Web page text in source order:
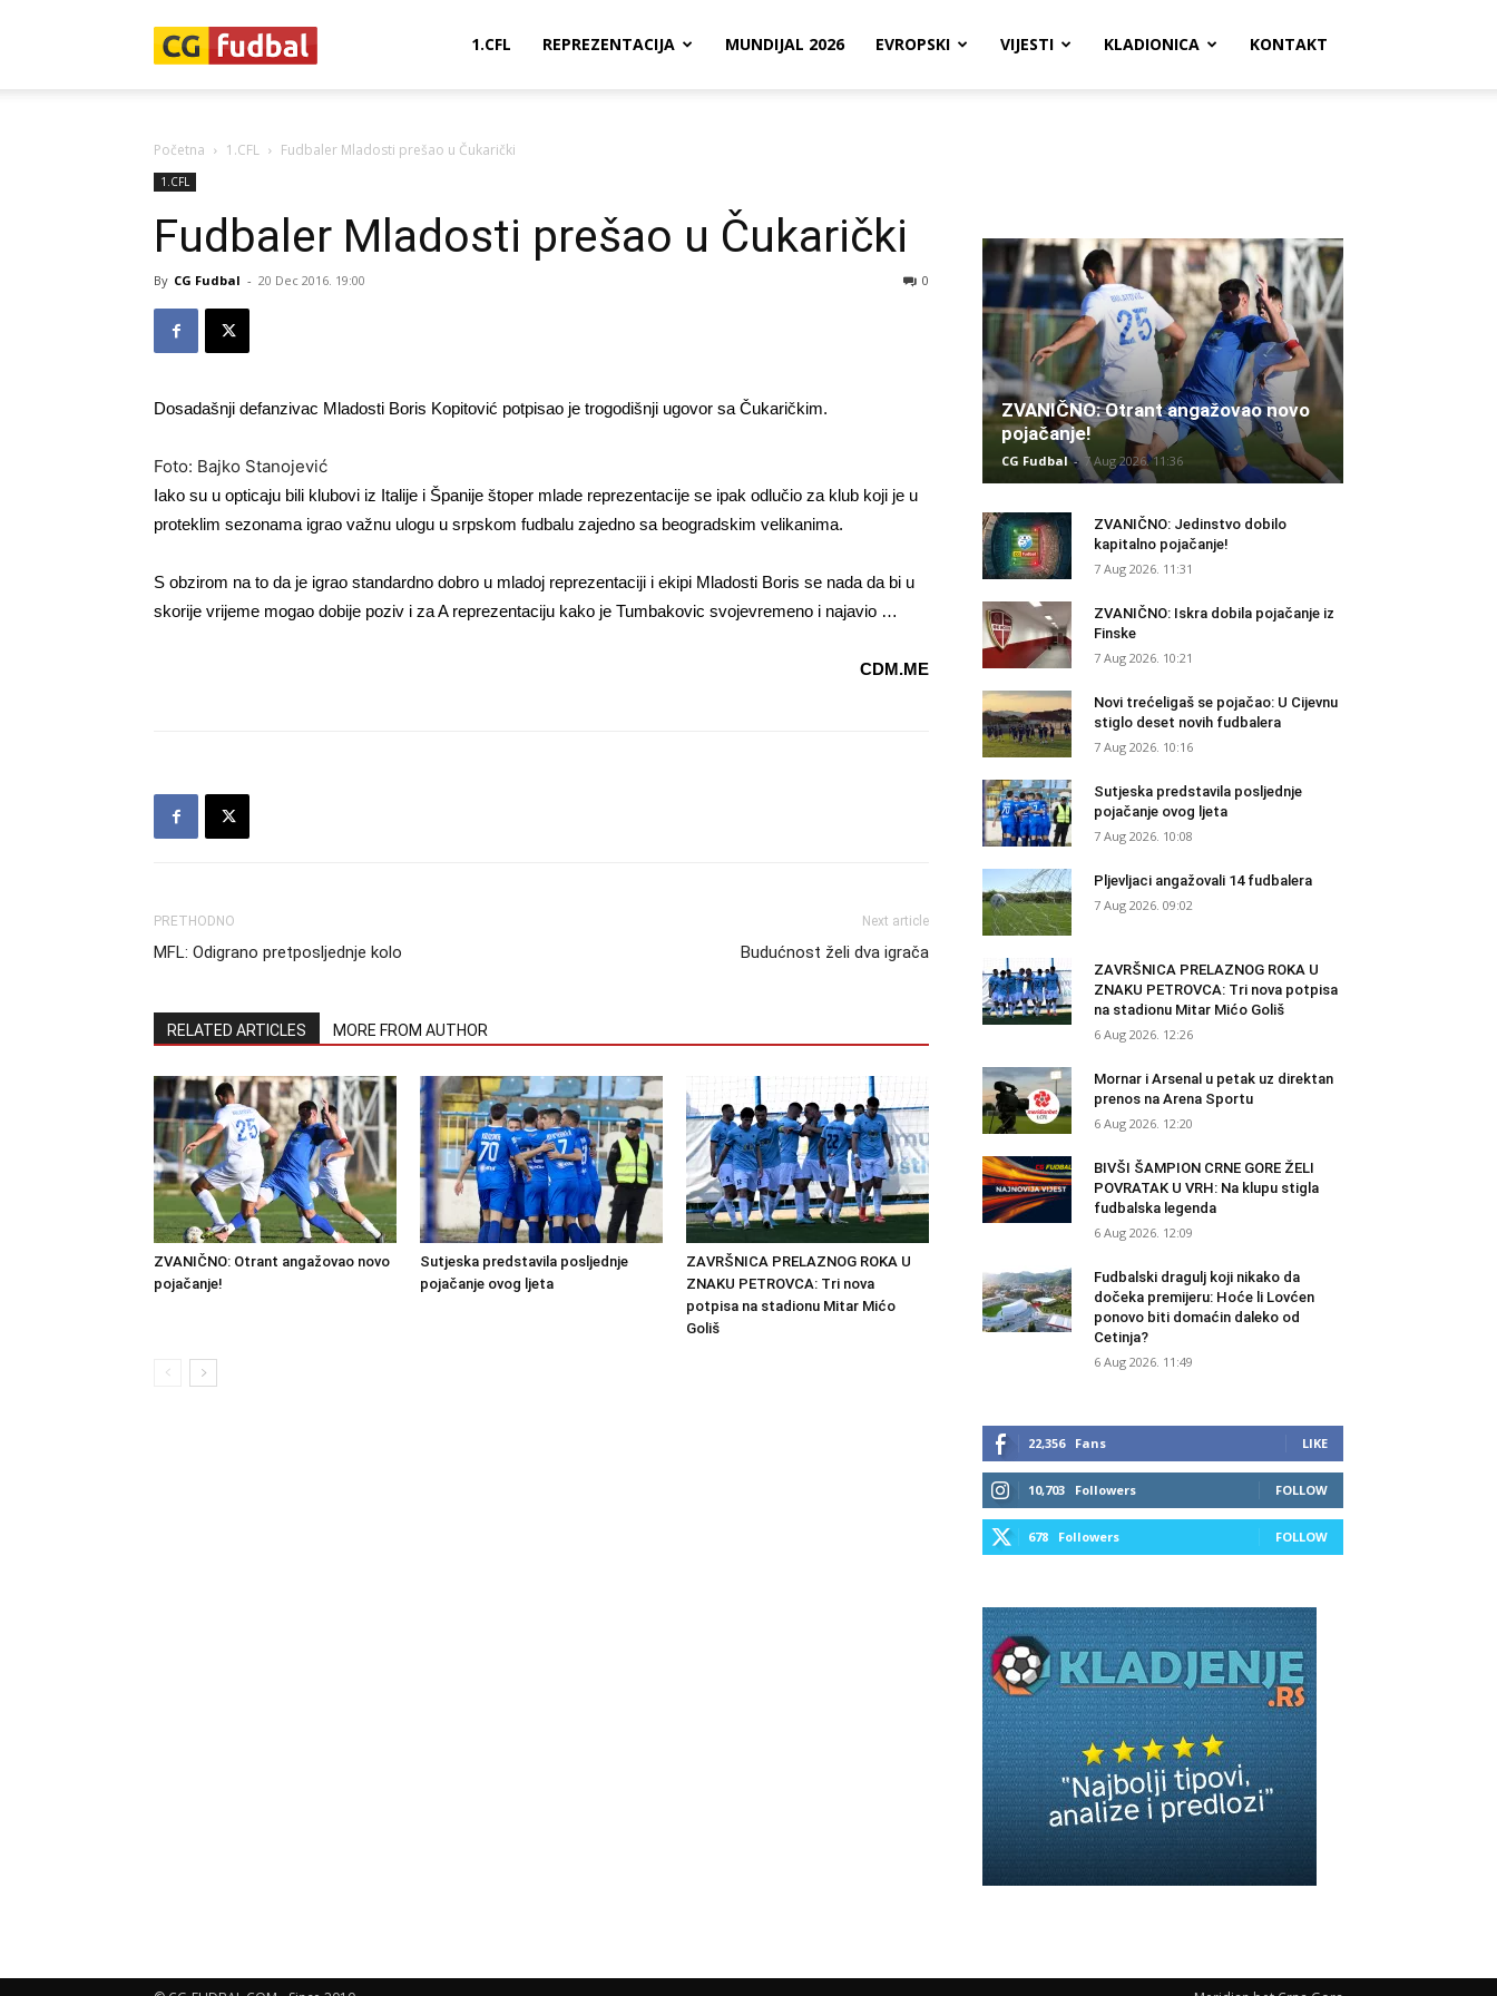
1.CFL REPREZENTACIJA MUNDIJAL 2026 EVROPSKI VIJESTI KLADIONICA KONTAKT
Početna 1.CFL Fudbaler Mladosti prešao u Čukarički
1.CFL
Fudbaler Mladosti prešao u Čukarički
By CG Fudbal - 20 Dec 2016. 19:00 0
Dosadašnji defanzivac Mladosti Boris Kopitović potpisao je trogodišnji ugovor sa Čukaričkim.
Foto: Bajko Stanojević
Iako su u opticaju bili klubovi iz Italije i Španije štoper mlade reprezentacije se ipak odlučio za klub koji je u
proteklim sezonama igrao važnu ulogu u srpskom fudbalu zajedno sa beogradskim velikanima.
S obzirom na to da je igrao standardno dobro u mladoj reprezentaciji i ekipi Mladosti Boris se nada da bi u
skorije vrijeme mogao dobije poziv i za A reprezentaciju kako je Tumbakovic svojevremeno i najavio …
CDM.ME
PRETHODNO
MFL: Odigrano pretposljednje kolo
Next article
Budućnost želi dva igrača
RELATED ARTICLES MORE FROM AUTHOR
ZVANIČNO: Otrant angažovao novo
pojačanje!
Sutjeska predstavila posljednje
pojačanje ovog ljeta
ZAVRŠNICA PRELAZNOG ROKA U
ZNAKU PETROVCA: Tri nova
potpisa na stadionu Mitar Mićo
Goliš
ZVANIČNO: Otrant angažovao novo
pojačanje!
CG Fudbal - 7 Aug 2026. 11:36
ZVANIČNO: Jedinstvo dobilo
kapitalno pojačanje!
7 Aug 2026. 11:31
ZVANIČNO: Iskra dobila pojačanje iz
Finske
7 Aug 2026. 10:21
Novi trećeligaš se pojačao: U Cijevnu
stiglo deset novih fudbalera
7 Aug 2026. 10:16
Sutjeska predstavila posljednje
pojačanje ovog ljeta
7 Aug 2026. 10:08
Pljevljaci angažovali 14 fudbalera
7 Aug 2026. 09:02
ZAVRŠNICA PRELAZNOG ROKA U
ZNAKU PETROVCA: Tri nova potpisa
na stadionu Mitar Mićo Goliš
6 Aug 2026. 12:26
Mornar i Arsenal u petak uz direktan
prenos na Arena Sportu
6 Aug 2026. 12:20
BIVŠI ŠAMPION CRNE GORE ŽELI
POVRATAK U VRH: Na klupu stigla
fudbalska legenda
6 Aug 2026. 12:09
Fudbalski dragulj koji nikako da
dočeka premijeru: Hoće li Lovćen
ponovo biti domaćin daleko od
Cetinja?
6 Aug 2026. 11:49
22,356 Fans LIKE
10,703 Followers FOLLOW
678 Followers FOLLOW